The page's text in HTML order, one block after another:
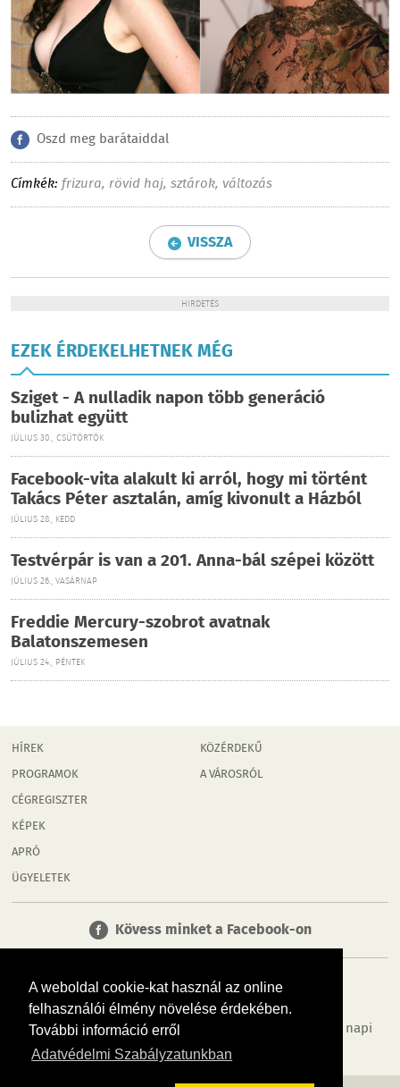
A weboldal cookie-kat használ az online
felhasználói élmény növelése érdekében.
További információ erről
Adatvédelmi Szabályzatunkban
Oszd meg barátaiddal
Címkék: frizura, rövid haj, sztárok, változás
VISSZA
HIRDETÉS
EZEK ÉRDEKELHETNEK MÉG
Sziget - A nulladik napon több generáció
bulizhat együtt
JÚLIUS 30., CSÜTÖRTÖK
Facebook-vita alakult ki arról, hogy mi történt
Takács Péter asztalán, amíg kivonult a Házból
JÚLIUS 28., KEDD
Testvérpár is van a 201. Anna-bál szépei között
JÚLIUS 26., VASÁRNAP
Freddie Mercury-szobrot avatnak
Balatonszemesen
JÚLIUS 24., PÉNTEK
HÍREK
PROGRAMOK
CÉGREGISZTER
KÉPEK
APRÓ
ÜGYELETEK
KÖZÉRDEKŰ
A VÁROSRÓL
Kövess minket a Facebook-on
Tudj meg többet városodról! Hírek, programok, képek, napi
menü, cégek…. és minden, ami Győr